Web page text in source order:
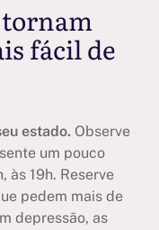
tornam
fácil de
estado. Observe
um pouco
às 19h. Reserve
pedem mais de
depressão, as